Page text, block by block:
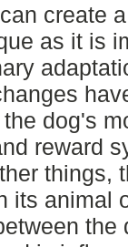
create
as it is
dog's
reward
things,
its animal
the